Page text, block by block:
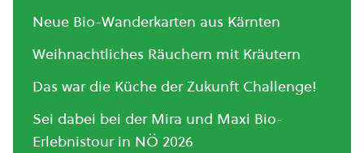
Neue Bio-Wanderkarten aus Kärnten
Weihnachtliches Räuchern mit Kräutern
Das war die Küche der Zukunft Challenge!
Sei dabei bei der Mira und Maxi Bio-
Erlebnistour in NÖ 2026